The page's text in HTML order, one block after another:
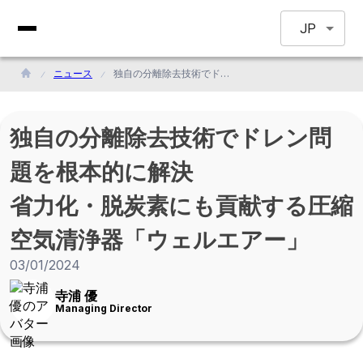
JP
ニュース 独自の分離除去技術でドレン問題を根本的に解決<br>省力化・脱炭素にも貢献する圧縮空気清浄器「ウェルエアー」
独自の分離除去技術でドレン問
題を根本的に解決
省力化・脱炭素にも貢献する圧縮
空気清浄器「ウェルエアー」
03/01/2024
寺浦 優
Managing Director